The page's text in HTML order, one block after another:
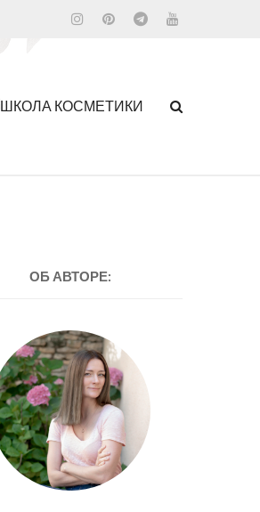
ШКОЛА КОСМЕТИКИ
ОБ АВТОРЕ: